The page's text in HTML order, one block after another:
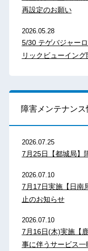
再設定のお願い
2026.05.28
5/30 テゲバジャー
リックビューイング
障害メンテナンス
2026.07.25
7月25日【都城局】
2026.07.10
7月17日実施【日南
止のお知らせ
2026.07.10
7月16日(木)実施【
事に伴うサービス